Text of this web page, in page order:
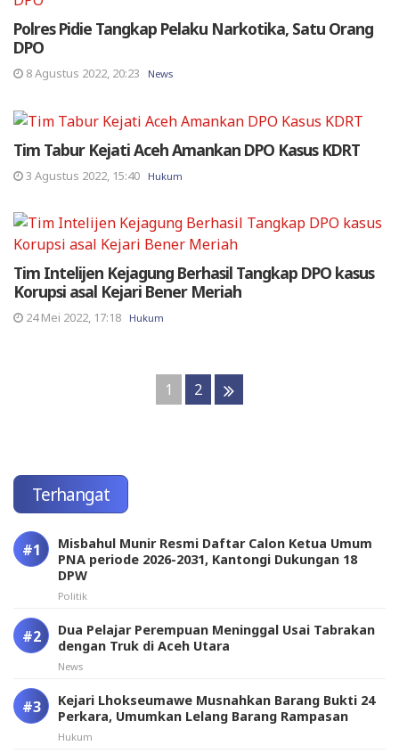
Polres Pidie Tangkap Pelaku Narkotika, Satu Orang
DPO
8 Agustus 2022, 20:23 News
Tim Tabur Kejati Aceh Amankan DPO Kasus KDRT
3 Agustus 2022, 15:40 Hukum
Tim Intelijen Kejagung Berhasil Tangkap DPO kasus
Korupsi asal Kejari Bener Meriah
24 Mei 2022, 17:18 Hukum
1 2
Terhangat
Misbahul Munir Resmi Daftar Calon Ketua Umum
PNA periode 2026-2031, Kantongi Dukungan 18
DPW
Politik
Dua Pelajar Perempuan Meninggal Usai Tabrakan
dengan Truk di Aceh Utara
News
Kejari Lhokseumawe Musnahkan Barang Bukti 24
Perkara, Umumkan Lelang Barang Rampasan
Hukum